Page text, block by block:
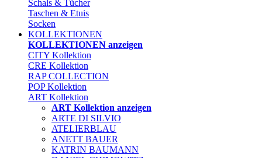
Schals & Tücher
Taschen & Etuis
Socken
KOLLEKTIONEN
KOLLEKTIONEN anzeigen
CITY Kollektion
CRE Kollektion
RAP COLLECTION
POP Kollektion
ART Kollektion
ART Kollektion anzeigen
ARTE DI SILVIO
ATELIERBLAU
ANETT BAUER
KATRIN BAUMANN